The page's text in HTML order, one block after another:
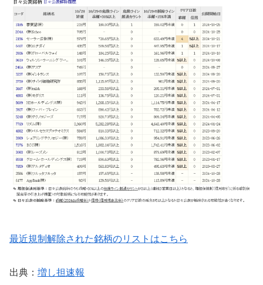
最近規制解除された銘柄のリストはこちら
出典： 増し担速報